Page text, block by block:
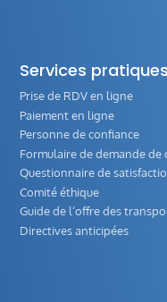
Services pratiques
Prise de RDV en ligne
Paiement en ligne
Personne de confiance
Formulaire de demande de
Questionnaire de
Comité éthique
Guide de l‘offre des
Directives anticipées